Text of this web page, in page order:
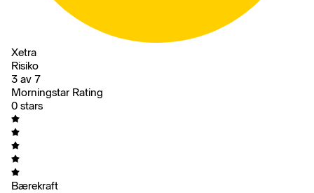
Xetra
Risiko
3 av 7
Morningstar Rating
0 stars
Bærekraft